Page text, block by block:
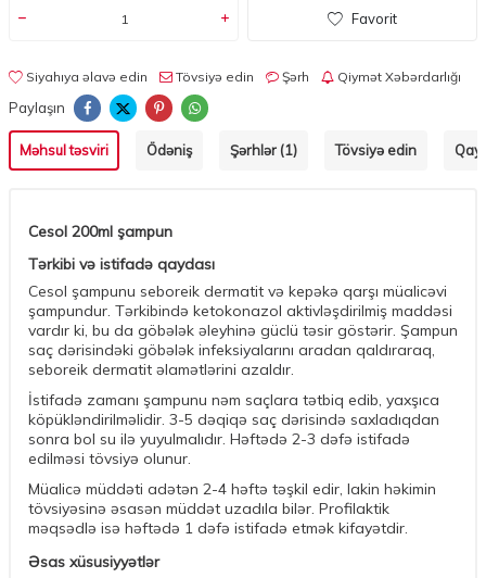
Favorit
Siyahıya əlavə edin Tövsiyə edin Şərh Qiymət Xəbərdarlığı
Paylaşın
Məhsul təsviri Ödəniş Şərhlər (1) Tövsiyə edin
Cesol 200ml şampun
Tərkibi və istifadə qaydası
Cesol şampunu seboreik dermatit və kepəkə qarşı müalicəvi
şampundur. Tərkibində ketokonazol aktivləşdirilmiş maddəsi
vardır ki, bu da göbələk əleyhinə güclü təsir göstərir. Şampun
saç dərisindəki göbələk infeksiyalarını aradan qaldıraraq,
seboreik dermatit əlamətlərini azaldır.
İstifadə zamanı şampunu nəm saçlara tətbiq edib, yaxşıca
köpükləndirilməlidir. 3-5 dəqiqə saç dərisində saxladıqdan
sonra bol su ilə yuyulmalıdır. Həftədə 2-3 dəfə istifadə
edilməsi tövsiyə olunur.
Müalicə müddəti adətən 2-4 həftə təşkil edir, lakin həkimin
tövsiyəsinə əsasən müddət uzadıla bilər. Profilaktik
məqsədlə isə həftədə 1 dəfə istifadə etmək kifayətdir.
Əsas xüsusiyyətlər